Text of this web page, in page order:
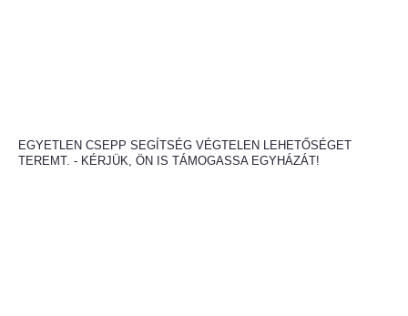
EGYETLEN CSEPP SEGÍTSÉG VÉGTELEN LEHETŐSÉGET
TEREMT. - KÉRJÜK, ÖN IS TÁMOGASSA EGYHÁZÁT!